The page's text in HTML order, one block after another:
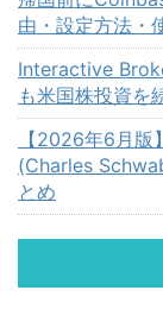
由・設定方法・
Interactive
も米国株投資を
【2026年6月
(Charles
とめ